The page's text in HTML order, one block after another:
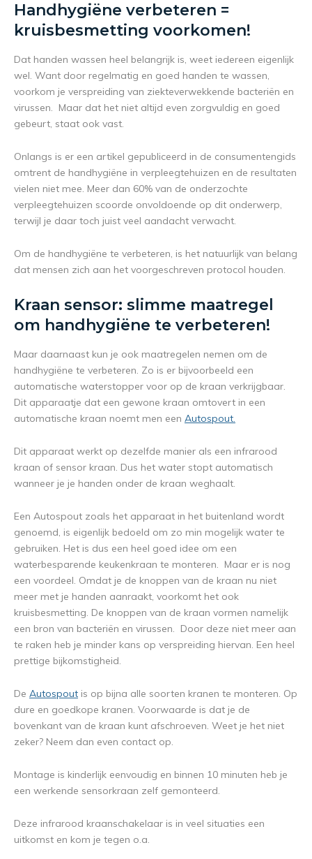
Handhygiëne verbeteren =
kruisbesmetting voorkomen!
Dat handen wassen heel belangrijk is, weet iedereen eigenlijk
wel. Want door regelmatig en goed handen te wassen,
voorkom je verspreiding van ziekteverwekkende bacteriën en
virussen. Maar dat het niet altijd even zorgvuldig en goed
gebeurt, staat ook vast.
Onlangs is er een artikel gepubliceerd in de consumentengids
omtrent de handhygiëne in verpleegtehuizen en de resultaten
vielen niet mee. Meer dan 60% van de onderzochte
verpleegtehuizen scoorde onvoldoende op dit onderwerp,
terwijl je daar toch juist veel aandacht verwacht.
Om de handhygiëne te verbeteren, is het natuurlijk van belang
dat mensen zich aan het voorgeschreven protocol houden.
Kraan sensor: slimme maatregel
om handhygiëne te verbeteren!
Maar daarnaast kun je ook maatregelen nemen om de
handhygiëne te verbeteren. Zo is er bijvoorbeeld een
automatische waterstopper voor op de kraan verkrijgbaar.
Dit apparaatje dat een gewone kraan omtovert in een
automatische kraan noemt men een Autospout.
Dit apparaat werkt op dezelfde manier als een infrarood
kraan of sensor kraan. Dus het water stopt automatisch
wanneer je je handen onder de kraan weghaalt.
Een Autospout zoals het apparaat in het buitenland wordt
genoemd, is eigenlijk bedoeld om zo min mogelijk water te
gebruiken. Het is dus een heel goed idee om een
waterbesparende keukenkraan te monteren. Maar er is nog
een voordeel. Omdat je de knoppen van de kraan nu niet
meer met je handen aanraakt, voorkomt het ook
kruisbesmetting. De knoppen van de kraan vormen namelijk
een bron van bacteriën en virussen. Door deze niet meer aan
te raken heb je minder kans op verspreiding hiervan. Een heel
prettige bijkomstigheid.
De Autospout is op bijna alle soorten kranen te monteren. Op
dure en goedkope kranen. Voorwaarde is dat je de
bovenkant van de kraan kunt afschroeven. Weet je het niet
zeker? Neem dan even contact op.
Montage is kinderlijk eenvoudig en binnen 10 minuten heb je
een werkende sensorkraan zelf gemonteerd.
Deze infrarood kraanschakelaar is in veel situaties een
uitkomst en kom je tegen o.a.